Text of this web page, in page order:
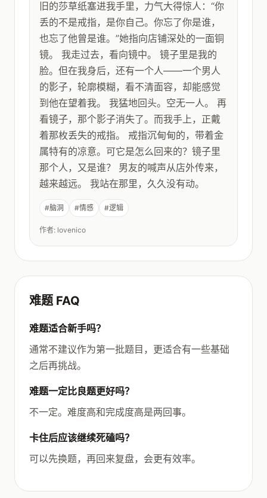
旧的莎草纸塞进我手里，力气大得惊人：“你
丢的不是戒指，是你自己。你忘了你是谁，
也忘了他曾是谁。”她指向店铺深处的一面铜
镜。 我走过去，看向镜中。 镜子里是我的
脸。但在我身后，还有一个人——一个男人
的影子，轮廓模糊，看不清面容，却能感觉
到他在望着我。 我猛地回头。空无一人。 再
看镜子，那个影子消失了。而我手上，正戴
着那枚丢失的戒指。 戒指沉甸甸的，带着金
属特有的凉意。可它是怎么回来的？镜子里
那个人，又是谁？ 男友的喊声从店外传来，
越来越远。 我站在那里，久久没有动。
#脑洞 #情感 #逻辑
作者: lovenico
难题 FAQ
难题适合新手吗？
通常不建议作为第一批题目，更适合有一些基础
之后再挑战。
难题一定比良题更好吗？
不一定。难度高和完成度高是两回事。
卡住后应该继续死磕吗？
可以先换题，再回来复盘，会更有效率。